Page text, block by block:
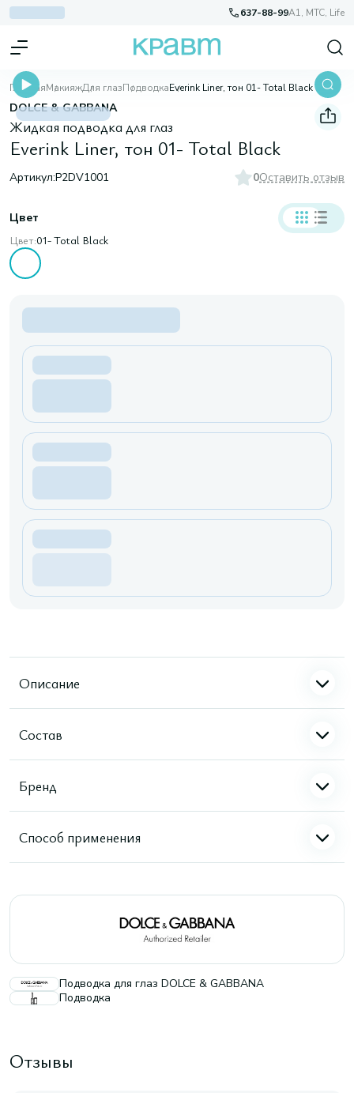
637-88-99A1, МТС, Life
ГлавнаяМакияжДля глазПодводкаEverink Liner, тон 01- Total Black
DOLCE & GABBANA
Жидкая подводка для глаз
Everink Liner, тон 01- Total Black
Артикул:P2DV1001 0Оставить отзыв
Цвет
Цвет:01- Total Black
Описание
Состав
Бренд
Способ применения
Подводка для глаз DOLCE & GABBANA
Подводка
Отзывы